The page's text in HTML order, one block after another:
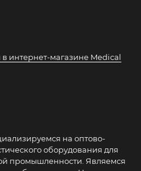
интернет-магазине Medical
на оптово-
оборудования для
промышленности. Являемся